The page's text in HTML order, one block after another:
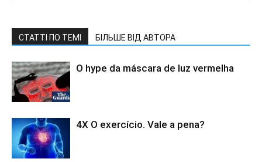
СТАТТІ ПО ТЕМІ БІЛЬШЕ ВІД АВТОРА
O hype da máscara de luz vermelha
4X O exercício. Vale a pena?